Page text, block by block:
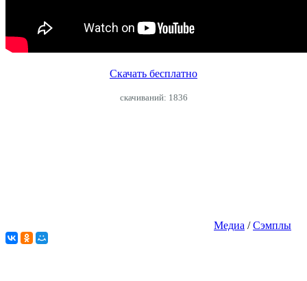
Скачать бесплатно
cкачиваний: 1836
Медиа /Сэмплы